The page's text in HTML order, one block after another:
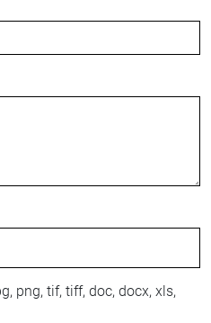
png, tif, tiff, doc, docx, xls,